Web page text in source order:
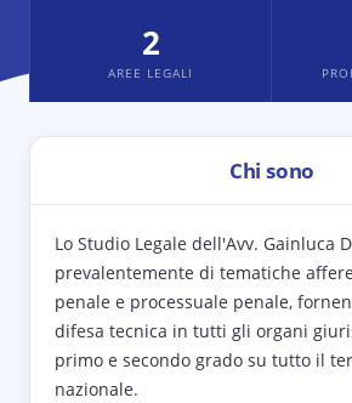
2
AREE LEGALI
Chi sono
Lo Studio Legale dell'Avv. Gainluca
prevalentemente di tematiche
penale e processuale penale,
difesa tecnica in tutti gli organi
primo e secondo grado su tutto il
nazionale.